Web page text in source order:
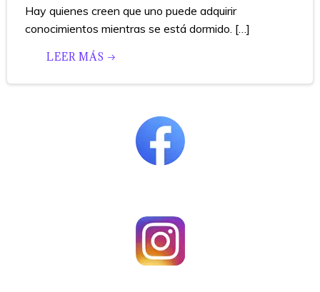
Hay quienes creen que uno puede adquirir
conocimientos mientras se está dormido. […]
LEER MÁS